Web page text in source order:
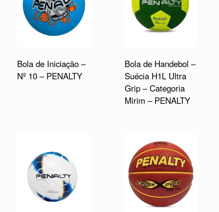
Bola de Iniciação –
Nº 10 – PENALTY
Bola de Handebol –
Suécia H1L Ultra
Grip – Categoria
Mirim – PENALTY